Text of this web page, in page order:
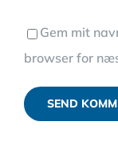
Gem mit
browser for